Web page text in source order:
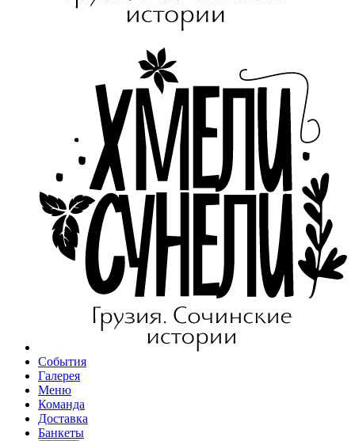
События
Галерея
Меню
Команда
Доставка
Банкеты